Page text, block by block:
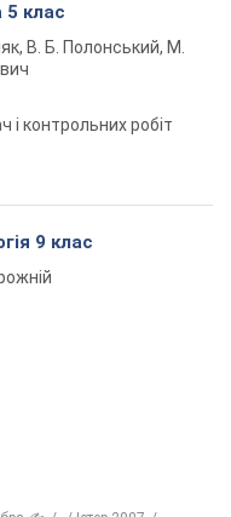
клас
В. Б. Полонський, М.
і контрольних робіт
9 клас